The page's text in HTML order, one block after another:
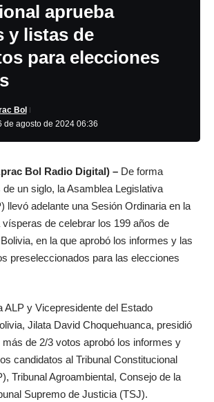
aprueba
y listas de
para elecciones
de agosto de 2024 06:36
Bol
Bol Radio Digital) – De forma
un siglo, la Asamblea Legislativa
llevó adelante una Sesión Ordinaria en la
de celebrar los 199 años de
en la que aprobó los informes y las
preseleccionados para las elecciones
ALP y Vicepresidente del Estado
Jilata David Choquehuanca, presidió
más de 2/3 votos aprobó los informes y
candidatos al Tribunal Constitucional
Tribunal Agroambiental, Consejo de la
Supremo de Justicia (TSJ).